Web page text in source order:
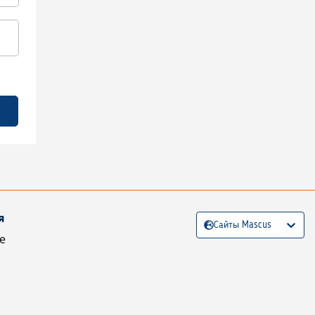
Сайты Mascus